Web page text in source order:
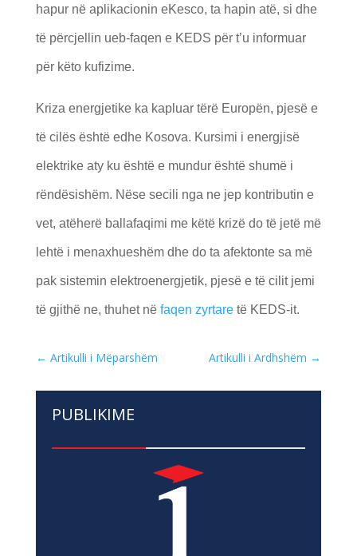
hapur në aplikacionin eKesco, ta hapin atë, si dhe
të përcjellin ueb-faqen e KEDS për t’u informuar
për këto kufizime.
Kriza energjetike ka kapluar tërë Europën, pjesë e
të cilës është edhe Kosova. Kursimi i energjisë
elektrike aty ku është e mundur është shumë i
rëndësishëm. Nëse secili nga ne jep kontributin e
vet, atëherë ballafaqimi me këtë krizë do të jetë më
lehtë i menaxhueshëm dhe do ta afektonte sa më
pak sistemin elektroenergjetik, pjesë e të cilit jemi
të gjithë ne, thuhet në faqen zyrtaretë KEDS-it.
← Artikulli i Mëparshëm Artikulli i Ardhshëm →
PUBLIKIME